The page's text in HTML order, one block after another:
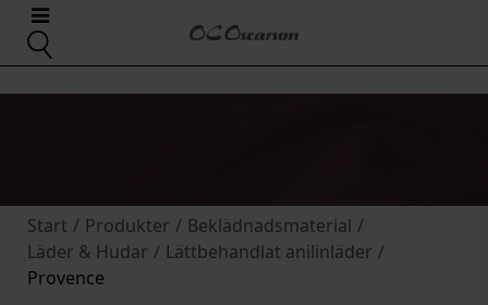
Start / Produkter / Beklädnadsmaterial /
Läder & Hudar / Lättbehandlat anilinläder /
Provence